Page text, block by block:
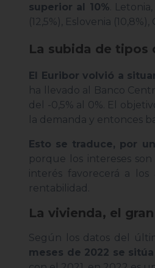
superior al 10% .
(12,5%), Eslovenia
La subida de tipos
El Euribor volvió a
ha llevado al Banco
del -0,5% al 0%. El
la demanda y entonces
Esto se traduce, por
porque los intereses
interés favorecerá a
rentabilidad.
La vivienda, el
Según los datos del
meses de 2022 se